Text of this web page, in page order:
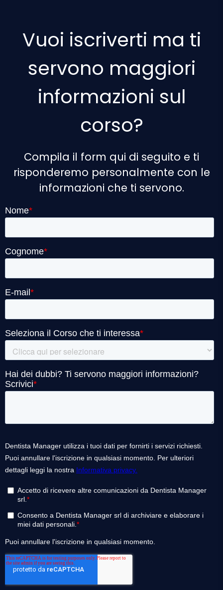
Vuoi iscriverti ma ti
servono maggiori
informazioni sul
corso?
Compila il form qui di seguito e ti
risponderemo personalmente con le
informazioni che ti servono.